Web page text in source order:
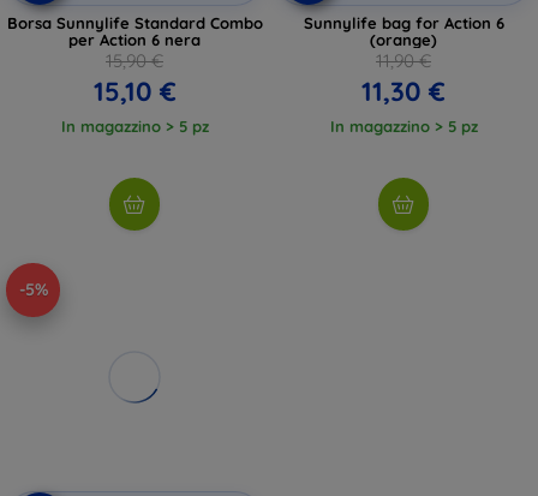
Borsa Sunnylife Standard Combo
per Action 6 nera
15,90 €
15,10 €
In magazzino > 5 pz
Sunnylife bag for Action 6
(orange)
11,90 €
11,30 €
In magazzino > 5 pz
-5%